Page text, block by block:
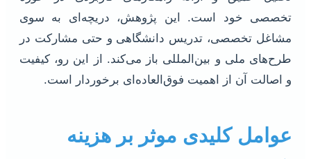
تخصصی خود است. این پژوهش، دریچه‌ای به سوی
مشاغل تخصصی، تدریس دانشگاهی و حتی مشارکت در
طرح‌های ملی و بین‌المللی باز می‌کند. از این رو، کیفیت
و اصالت آن از اهمیت فوق‌العاده‌ای برخوردار است.
عوامل کلیدی موثر بر هزینه